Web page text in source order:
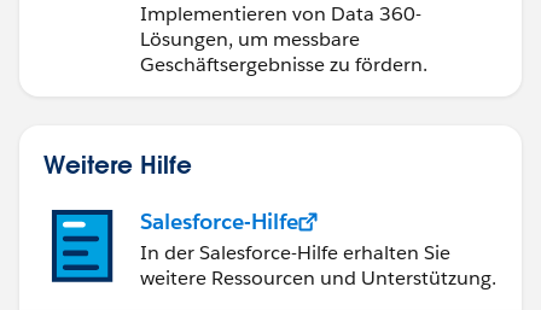
Implementieren von Data 360-
Lösungen, um messbare
Geschäftsergebnisse zu fördern.
Weitere Hilfe
Salesforce-Hilfe
In der Salesforce-Hilfe erhalten Sie
weitere Ressourcen und Unterstützung.